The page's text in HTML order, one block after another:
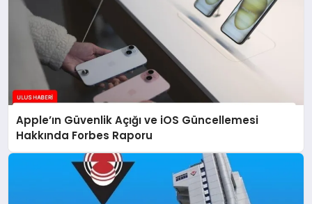
Apple’ın Güvenlik Açığı ve iOS Güncellemesi
Hakkında Forbes Raporu